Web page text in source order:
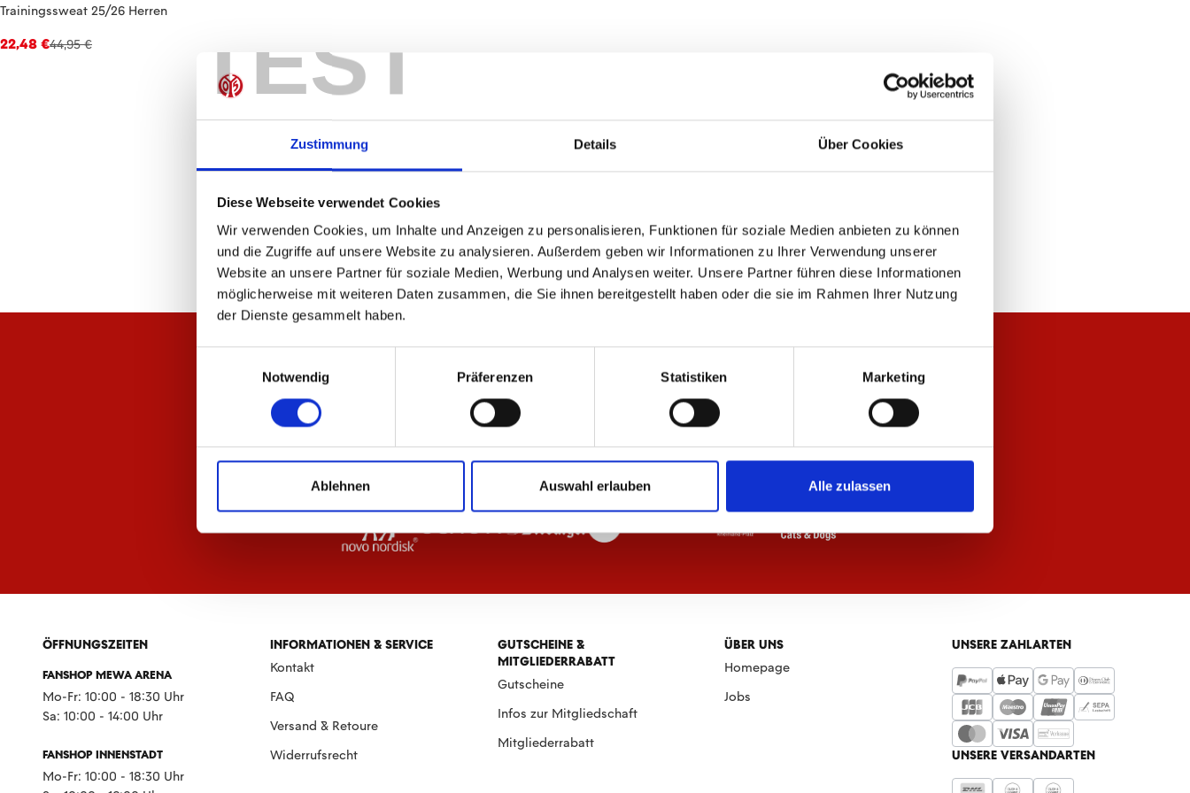
TEST
Zustimmung Details Über Cookies
Diese Webseite verwendet Cookies
Wir verwenden Cookies, um Inhalte und Anzeigen zu personalisieren, Funktionen für soziale Medien anbieten zu können
und die Zugriffe auf unsere Website zu analysieren. Außerdem geben wir Informationen zu Ihrer Verwendung unserer
Website an unsere Partner für soziale Medien, Werbung und Analysen weiter. Unsere Partner führen diese Informationen
möglicherweise mit weiteren Daten zusammen, die Sie ihnen bereitgestellt haben oder die sie im Rahmen Ihrer Nutzung
der Dienste gesammelt haben.
Notwendig
Präferenzen Statistiken Marketing
Ablehnen Auswahl erlauben Alle zulassen
Trainingssweat 25/26 Herren
22,48 €44,95 €
ÖFFNUNGSZEITEN
FANSHOP MEWA ARENA
Mo-Fr: 10:00 - 18:30 Uhr
Sa: 10:00 - 14:00 Uhr
FANSHOP INNENSTADT
Mo-Fr: 10:00 - 18:30 Uhr
INFORMATIONEN & SERVICE
Kontakt
FAQ
Versand & Retoure
Widerrufsrecht
GUTSCHEINE &
MITGLIEDERRABATT
Gutscheine
Infos zur Mitgliedschaft
Mitgliederrabatt
ÜBER UNS
Homepage
Jobs
UNSERE ZAHLARTEN
UNSERE VERSANDARTEN